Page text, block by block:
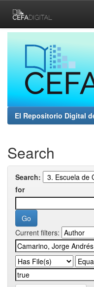
navigation
El Repositorio Digital
Search
Search:
for
Current filters: